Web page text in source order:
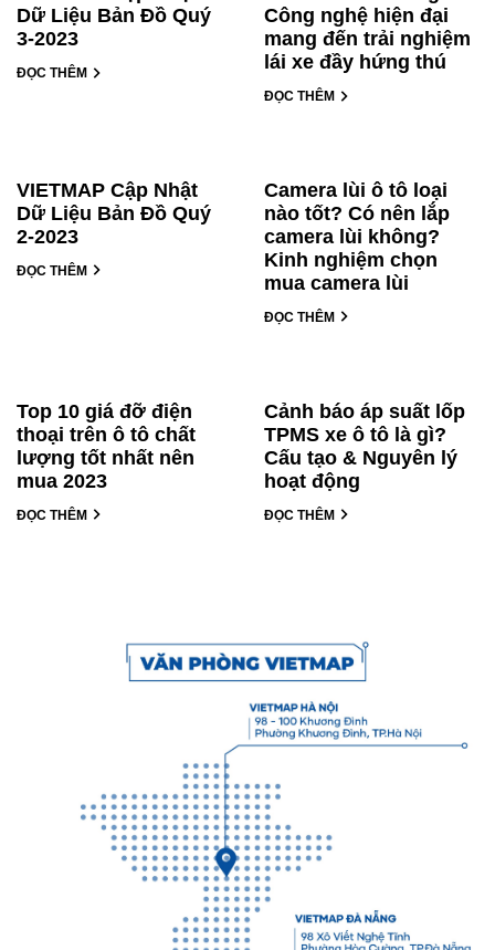
Dữ Liệu Bản Đồ Quý
3-2023
ĐỌC THÊM
Công nghệ hiện đại
mang đến trải nghiệm
lái xe đầy hứng thú
ĐỌC THÊM
VIETMAP Cập Nhật
Dữ Liệu Bản Đồ Quý
2-2023
ĐỌC THÊM
Camera lùi ô tô loại
nào tốt? Có nên lắp
camera lùi không?
Kinh nghiệm chọn
mua camera lùi
ĐỌC THÊM
Top 10 giá đỡ điện
thoại trên ô tô chất
lượng tốt nhất nên
mua 2023
ĐỌC THÊM
Cảnh báo áp suất lốp
TPMS xe ô tô là gì?
Cấu tạo & Nguyên lý
hoạt động
ĐỌC THÊM